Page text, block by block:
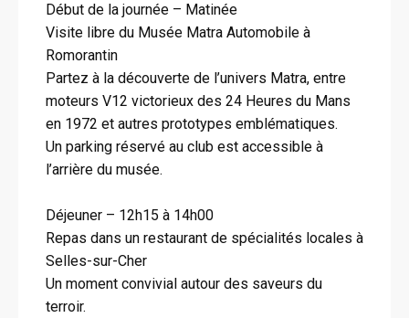
Début de la journée – Matinée
Visite libre du Musée Matra Automobile à
Romorantin
Partez à la découverte de l’univers Matra, entre
moteurs V12 victorieux des 24 Heures du Mans
en 1972 et autres prototypes emblématiques.
Un parking réservé au club est accessible à
l’arrière du musée.
Déjeuner – 12h15 à 14h00
Repas dans un restaurant de spécialités locales à
Selles-sur-Cher
Un moment convivial autour des saveurs du
terroir.